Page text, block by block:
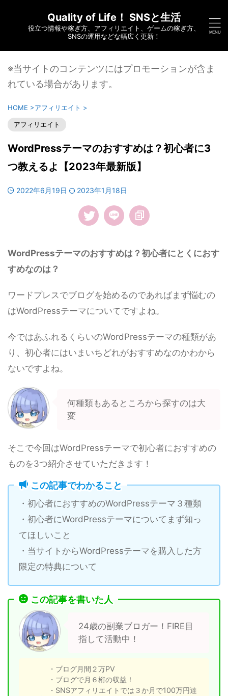
Quality of Life！ SNSと生活
役立つ情報や稼ぎ方、アフィリエイト、ゲームの稼ぎ方、
SNSの運用などな幅広く更新！
※当サイトのコンテンツにはプロモーションが含ま
れている場合があります。
HOME >アフィリエイト >
アフィリエイト
WordPressテーマのおすすめは？初心者に3
つ教えるよ【2023年最新版】
2022年6月19日 2023年1月18日
WordPressテーマのおすすめは？初心者にとくにおす
すめなのは？
ワードプレスでブログを始めるのであればまず悩むの
はWordPressテーマについてですよね。
今ではあふれるくらいのWordPressテーマの種類があ
り、初心者にはいまいちどれがおすすめなのかわから
ないですよね。
何種類もあるところから探すのは大
変
そこで今回はWordPressテーマで初心者におすすめの
ものを3つ紹介させていただきます！
この記事でわかること
・初心者におすすめのWordPressテーマ３種類
・初心者にWordPressテーマについてまず知っ
てほしいこと
・当サイトからWordPressテーマを購入した方
限定の特典について
この記事を書いた人
24歳の副業ブロガー！FIRE目
指して活動中！
・ブログ月間２万PV
・ブログで月６桁の収益！
・SNSアフィリエイトでは３か月で100万円達